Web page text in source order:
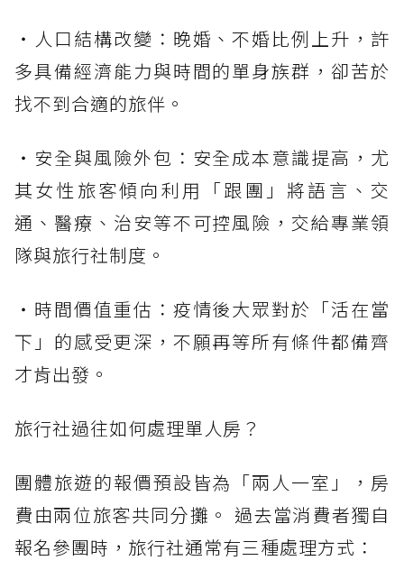
・人口結構改變：晚婚、不婚比例上升，許
多具備經濟能力與時間的單身族群，卻苦於
找不到合適的旅伴。
・安全與風險外包：安全成本意識提高，尤
其女性旅客傾向利用「跟團」將語言、交
通、醫療、治安等不可控風險，交給專業領
隊與旅行社制度。
・時間價值重估：疫情後大眾對於「活在當
下」的感受更深，不願再等所有條件都備齊
才肯出發。
旅行社過往如何處理單人房？
團體旅遊的報價預設皆為「兩人一室」，房
費由兩位旅客共同分攤。 過去當消費者獨自
報名參團時，旅行社通常有三種處理方式：